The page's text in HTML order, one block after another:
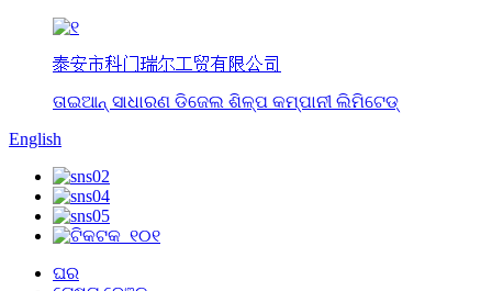
泰安市科门瑞尔工贸有限公司
ତାଇଆନ୍ ସାଧାରଣ ଡିଜେଲ ଶିଳ୍ପ କମ୍ପାନୀ ଲିମିଟେଡ୍
English
ଘର